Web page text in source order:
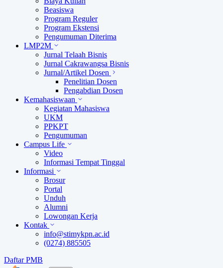
Beasiswa
Program Reguler
Program Ekstensi
Pengumuman Diterima
LMP2M
Jurnal Telaah Bisnis
Jurnal Cakrawangsa Bisnis
Jurnal/Artikel Dosen
Penelitian Dosen
Pengabdian Dosen
Kemahasiswaan
Kegiatan Mahasiswa
UKM
PPKPT
Pengumuman
Campus Life
Video
Informasi Tempat Tinggal
Informasi
Brosur
Portal
Unduh
Alumni
Lowongan Kerja
Kontak
info@stimykpn.ac.id
(0274) 885505
Daftar PMB